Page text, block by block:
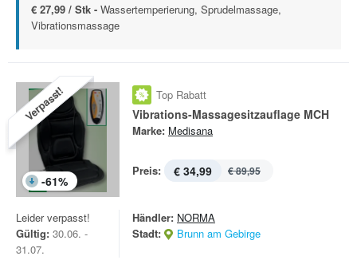
€ 27,99 / Stk - Wassertemperierung, Sprudelmassage,
Vibrationsmassage
Verpasst!
-61%
Top Rabatt
Vibrations-Massagesitzauflage MCH
Marke: Medisana
Preis: € 34,99 € 89,95
Leider verpasst!
Gültig: 30.06. -
31.07.
Händler: NORMA
Stadt:
Brunn am Gebirge